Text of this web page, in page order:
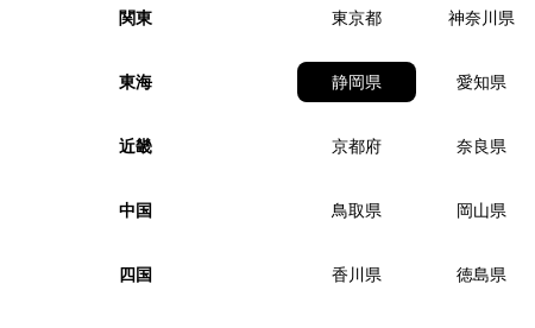
関東 東京都 神奈川県
東海 静岡県 愛知県
近畿 京都府 奈良県
中国 鳥取県 岡山県
四国 香川県 徳島県